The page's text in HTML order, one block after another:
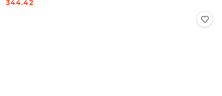
Cena:
344.42